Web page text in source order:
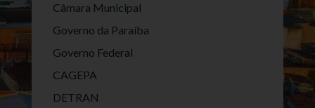
Câmara Municipal
Governo da Paraíba
Governo Federal
CAGEPA
DETRAN